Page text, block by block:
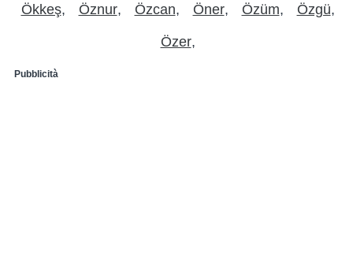
Ökkeş Öznur Özcan Öner Özüm Özgü
Özer
Pubblicità